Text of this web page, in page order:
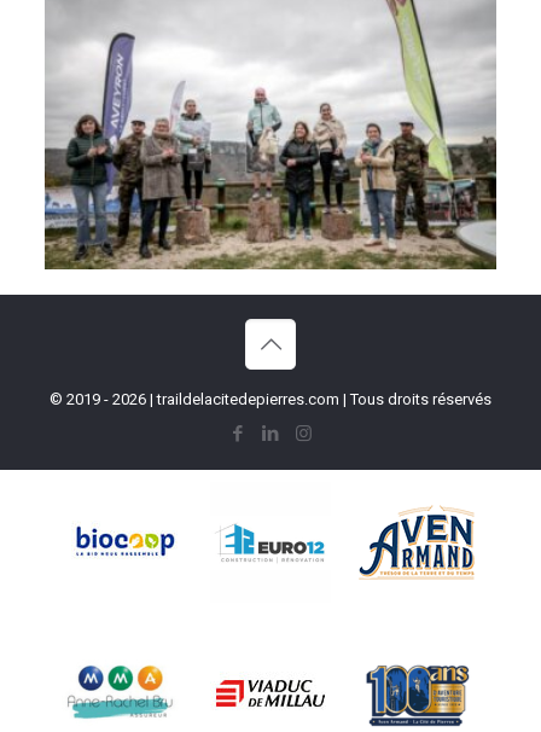
© 2019 - 2026 | traildelacitedepierres.com | Tous droits réservés